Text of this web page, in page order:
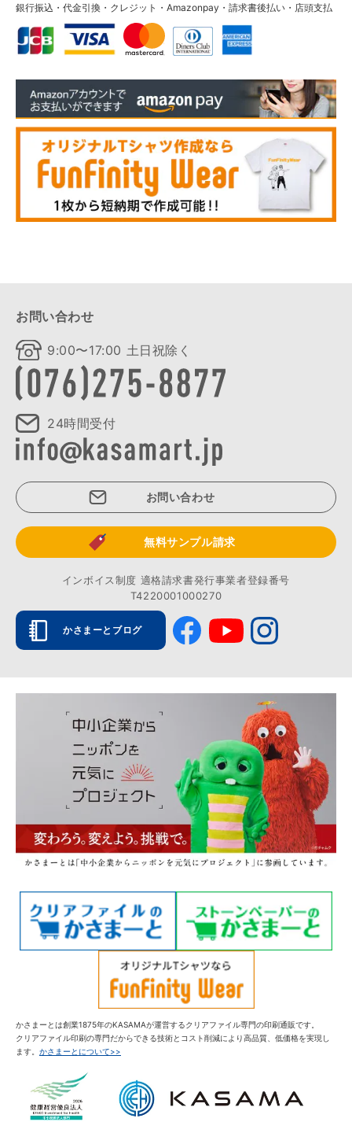
銀行振込・代金引換・クレジット・Amazonpay・請求書後払い・店頭支払
お問い合わせ
9:00〜17:00 土日祝除く
24時間受付
お問い合わせ
無料サンプル請求
インボイス制度 適格請求書発行事業者登録番号
T4220001000270
かさまーとブログ
かさまーとは創業1875年のKASAMAが運営するクリアファイル専門の印刷通販です。
クリアファイル印刷の専門だからできる技術とコスト削減により高品質、低価格を実現し
ます。 かさまーとについて>>